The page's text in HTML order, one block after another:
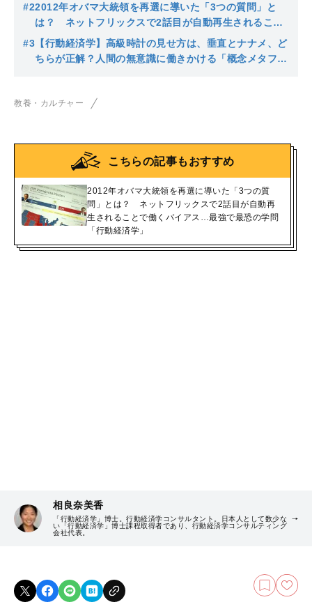
#22012年オバマ大統領を再選に導いた「3つの質問」と
は？ ネットフリックスで2話目が自動再生されること
で働くバイアス…最強で最恐の学問「行動経済学」
#3 【行動経済学】高級時計の見せ方は、垂直とナナメ、ど
ちらが正解？人間の無意識に働きかける「概念メタファ
教養・カルチャー
こちらの記事もおすすめ
2012年オバマ大統領を再選に導いた「3つの質
問」とは？ ネットフリックスで2話目が自動再
生されることで働くバイアス…最強で最恐の学問
「行動経済学」
相良奈美香
「行動経済学」博士。行動経済学コンサルタント。日本人として数少な
い「行動経済学」博士課程取得者であり、行動経済学コンサルティング
会社代表。